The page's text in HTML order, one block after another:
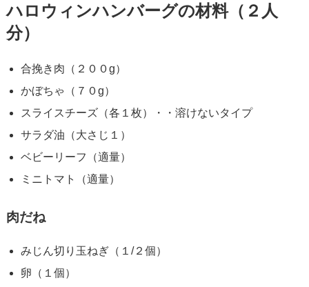
ハロウィンハンバーグの材料（２人
分）
合挽き肉（２００g）
かぼちゃ（７０g）
スライスチーズ（各１枚）・・溶けないタイプ
サラダ油（大さじ１）
ベビーリーフ（適量）
ミニトマト（適量）
肉だね
みじん切り玉ねぎ（１/２個）
卵（１個）